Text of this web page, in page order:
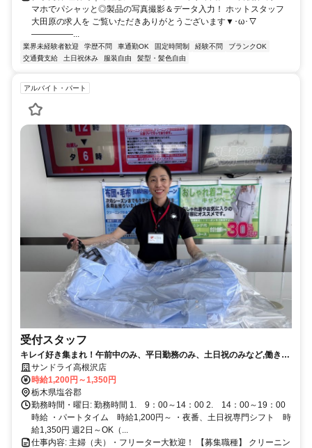
マホでパシャッと◎製品の写真撮影＆データ入力！ ホットスタッフ
大田原の求人を ご覧いただきありがとうございます▼･ω･▽
―――――...
業界未経験者歓迎 学歴不問 車通勤OK 固定時間制 経験不問
ブランクOK
交通費支給
土日祝休み 服装自由 髪型・髪色自由
アルバイト・パート
受付スタッフ
キレイ好き集まれ！午前中のみ、平日勤務のみ、土日祝のみなど,働き方
はいろいろ！曜日、時間帯などお気軽にご相談ください！
サンドライ高根沢店
時給1,200円～1,350円
栃木県塩谷郡
勤務時間・曜日: 勤務時間 1. 9：00～14：00 2. 14：00～19：00
時給 ・パートタイム 時給1,200円～ ・夜番、土日祝専門シフト 時
給1,350円 週2日～OK（...
仕事内容: 主婦（夫）・フリーター大歓迎！ 【募集職種】 クリーニン